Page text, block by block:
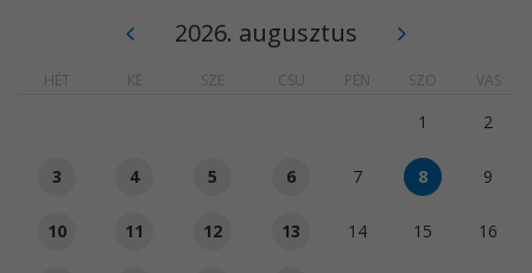
2026. augusztus
HÉT KE SZE CSÜ PÉN SZO VAS
1 2
3 4 5 6 7 8 9
10 11 12 13 14 15 16